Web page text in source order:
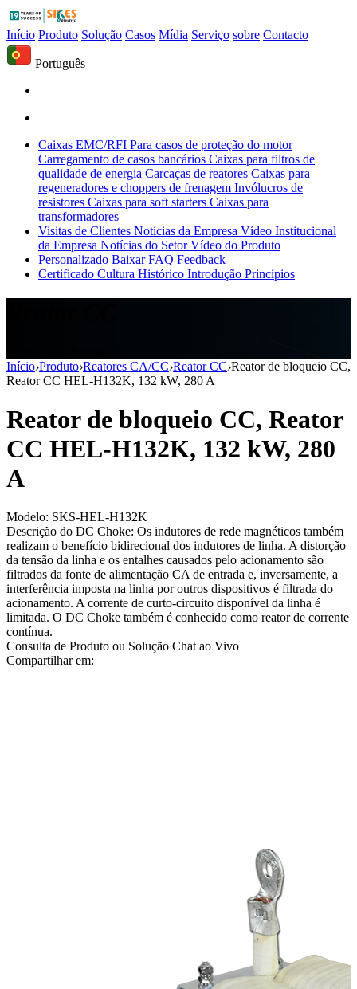
Início Produto Solução Casos Mídia Serviço sobre Contacto
Português
Caixas EMC/RFI Para casos de proteção do motor
Carregamento de casos bancários Caixas para filtros de
qualidade de energia Carcaças de reatores Caixas para
regeneradores e choppers de frenagem Invólucros de
resistores Caixas para soft starters Caixas para
transformadores
Visitas de Clientes Notícias da Empresa Vídeo Institucional
da Empresa Notícias do Setor Vídeo do Produto
Personalizado Baixar FAQ Feedback
Certificado Cultura Histórico Introdução Princípios
Início›Produto›Reatores CA/CC›Reator CC›Reator de bloqueio CC,
Reator CC HEL-H132K, 132 kW, 280 A
Reator de bloqueio CC, Reator
CC HEL-H132K, 132 kW, 280
A
Modelo: SKS-HEL-H132K
Descrição do DC Choke: Os indutores de rede magnéticos também
realizam o benefício bidirecional dos indutores de linha. A distorção
da tensão da linha e os entalhes causados pelo acionamento são
filtrados da fonte de alimentação CA de entrada e, inversamente, a
interferência imposta na linha por outros dispositivos é filtrada do
acionamento. A corrente de curto-circuito disponível da linha é
limitada. O DC Choke também é conhecido como reator de corrente
contínua.
Consulta de Produto ou Solução Chat ao Vivo
Compartilhar em: